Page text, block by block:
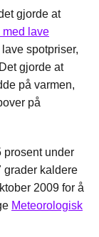
gjorde at
med lave
spotpriser,
gjorde at
på varmen,
på
prosent under
grader kaldere
2009 for å
Meteorologisk